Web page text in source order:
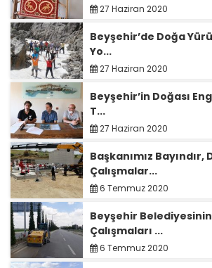
27 Haziran 2020
Beyşehir’de Doğa
Yo...
27 Haziran 2020
Beyşehir’in Doğası
T...
27 Haziran 2020
Başkanımız Bayındır,
Çalışmalar...
6 Temmuz 2020
Beyşehir
Çalışmaları ...
6 Temmuz 2020